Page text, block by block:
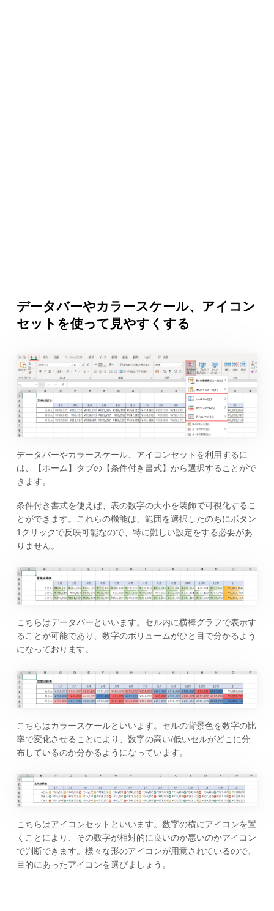
データバーやカラースケール、アイコン
セットを使って見やすくする
データバーやカラースケール、アイコンセットを利用するに
は、【ホーム】タブの【条件付き書式】から選択することがで
きます。
条件付き書式を使えば、表の数字の大小を装飾で可視化するこ
とができます。これらの機能は、範囲を選択したのちにボタン
1クリックで反映可能なので、特に難しい設定をする必要があ
りません。
こちらはデータバーといいます。セル内に横棒グラフで表示す
ることが可能であり、数字のボリュームがひと目で分かるよう
になっております。
こちらはカラースケールといいます。セルの背景色を数字の比
率で変化させることにより、数字の高い/低いセルがどこに分
布しているのか分かるようになっています。
こちらはアイコンセットといいます。数字の横にアイコンを置
くことにより、その数字が相対的に良いのか悪いのかアイコン
で判断できます。様々な形のアイコンが用意されているので、
目的にあったアイコンを選びましょう。